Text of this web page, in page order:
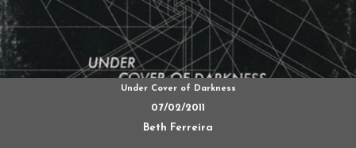
Under Cover of Darkness
07/02/2011
Beth Ferreira